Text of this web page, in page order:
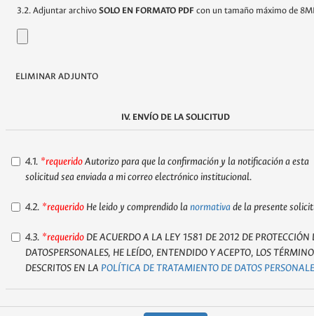
3.2. Adjuntar archivoSOLO EN FORMATO PDF con un tamaño máximo de
ELIMINAR ADJUNTO
IV. ENVÍO DE LA SOLICITUD
4.1. *requeridoAutorizo para que la confirmación y la notificación a esta
solicitud sea enviada a mi correo electrónico institucional.
4.2. *requerido He leido y comprendido lanormativade la presente
4.3. *requerido DE ACUERDO A LA LEY 1581 DE 2012 DE PROTECCIÓN
DATOSPERSONALES, HE LEÍDO, ENTENDIDO Y ACEPTO, LOS
DESCRITOS EN LA POLÍTICA DE TRATAMIENTO DE DATOS